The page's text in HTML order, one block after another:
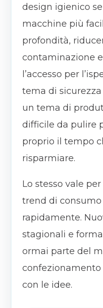
design igienico
macchine più
profondità,
contaminazione
l’accesso per
tema di
un tema di
difficile da pulire
proprio il tempo
risparmiare.
Lo stesso vale
trend di
rapidamente.
stagionali e
ormai parte del
confezionamento
con le idee.